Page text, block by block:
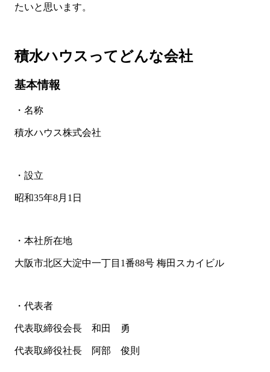
たいと思います。
積水ハウスってどんな会社
基本情報
・名称
積水ハウス株式会社
・設立
昭和35年8月1日
・本社所在地
大阪市北区大淀中一丁目1番88号 梅田スカイビル
・代表者
代表取締役会長 和田 勇
代表取締役社長 阿部 俊則